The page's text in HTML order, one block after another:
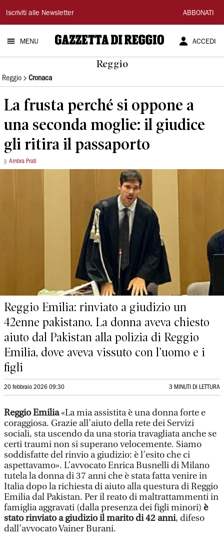
Gazzetta
di
Reggio
Iscriviti alle Newsletter ABBONATI
MENU ACCEDI
Reggio
Reggio Cronaca
La frusta perché si oppone a
una seconda moglie: il giudice
gli ritira il passaporto
Ambra Prati
Reggio Emilia: rinviato a giudizio un
42enne pakistano. La donna aveva chiesto
aiuto dal Pakistan alla polizia di Reggio
Emilia, dove aveva vissuto con l’uomo e i
figli
20 febbraio 2026 09:30 3 MINUTI DI LETTURA
Reggio Emilia«La mia assistita è una donna forte e
coraggiosa. Grazie all’aiuto della rete dei Servizi
sociali, sta uscendo da una storia travagliata anche se
certi traumi non si superano velocemente. Siamo
soddisfatte del rinvio a giudizio: è l’esito che ci
aspettavamo». L’avvocato Enrica Busnelli di Milano
tutela la donna di 37 anni che è stata fatta venire in
Italia dopo la richiesta di aiuto alla questura di Reggio
Emilia dal Pakistan. Per il reato di maltrattammenti in
famiglia aggravati (dalla presenza dei figli minori) è
stato rinviato a giudizio il marito di 42 anni, difeso
dall’avvocato Vainer Burani.